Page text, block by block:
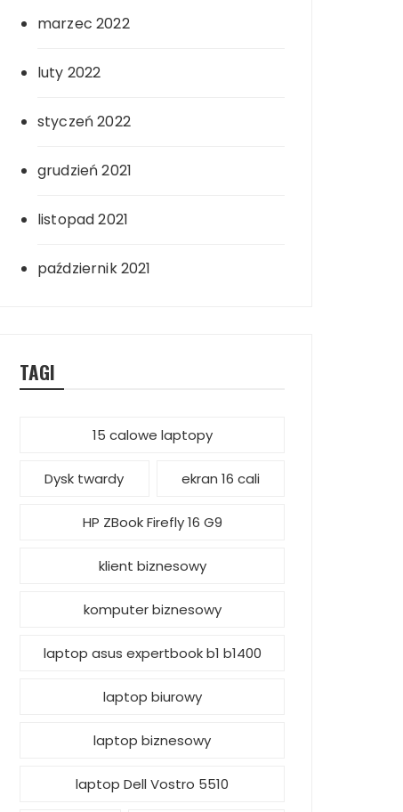
marzec 2022
luty 2022
styczeń 2022
grudzień 2021
listopad 2021
październik 2021
TAGI
15 calowe laptopy
Dysk twardy ekran 16 cali
HP ZBook Firefly 16 G9
klient biznesowy
komputer biznesowy
laptop asus expertbook b1 b1400
laptop biurowy
laptop biznesowy
laptop Dell Vostro 5510